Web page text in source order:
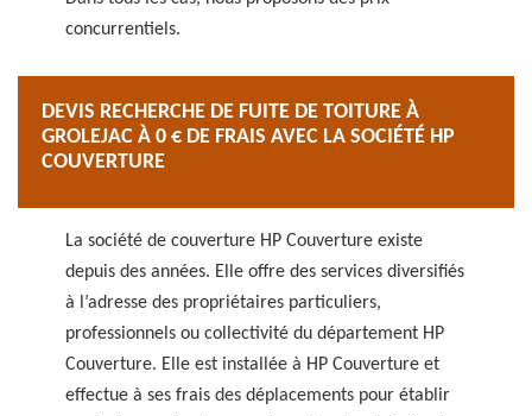
concurrentiels.
DEVIS RECHERCHE DE FUITE DE TOITURE À
GROLEJAC À 0 € DE FRAIS AVEC LA SOCIÉTÉ HP
COUVERTURE
La société de couverture HP Couverture existe
depuis des années. Elle offre des services diversifiés
à l’adresse des propriétaires particuliers,
professionnels ou collectivité du département HP
Couverture. Elle est installée à HP Couverture et
effectue à ses frais des déplacements pour établir